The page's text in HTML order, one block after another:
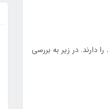
دارند. در زیر به بررسی